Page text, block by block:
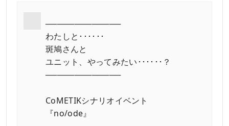
─────────────
わたしと･･････
斑鳩さんと
ユニット、やってみたい･･････？
─────────────
CoMETIKシナリオイベント
『no/ode』